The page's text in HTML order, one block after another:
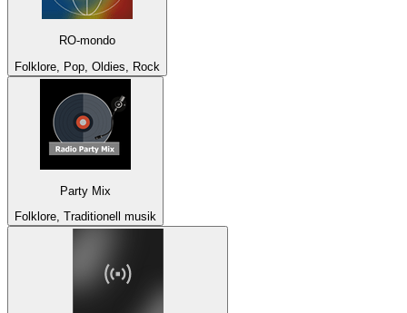
RO-mondo
Folklore, Pop, Oldies, Rock
Party Mix
Folklore, Traditionell musik